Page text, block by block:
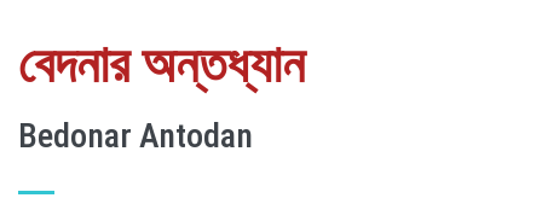
বেদনার অন্তধ্যান
Bedonar Antodan